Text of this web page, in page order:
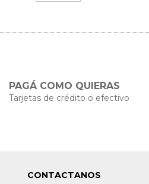
PAGÁ COMO QUIERAS
Tarjetas de crédito o efectivo
CONTACTANOS